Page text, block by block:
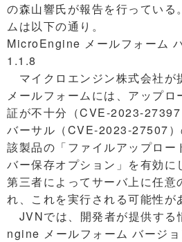
の森山響氏が報告を行っている
ムは以下の通り。
MicroEngine メールフォーム
1.1.8
マイクロエンジン株式会社
メールフォームには、アップロ
証が不十分（CVE-2023-27397
バーサル（CVE-2023-27507）
該製品の「ファイルアップロー
バー保存オプション」を有効に
第三者によってサーバ上に任意
れ、これを実行される可能性が
JVNでは、開発者が提供する
ngine メールフォーム バージ